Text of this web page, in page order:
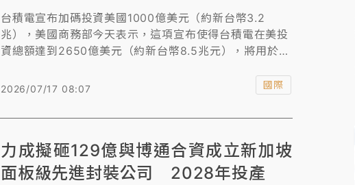
台積電宣布加碼投資美國1000億美元（約新台幣3.2
兆），美國商務部今天表示，這項宣布使得台積電在美投
資總額達到2650億美元（約新台幣8.5兆元），將用於打
會。
2026/07/17 08:07 國際
力成擬砸129億與博通合資成立新加坡
面板級先進封裝公司 2028年投產